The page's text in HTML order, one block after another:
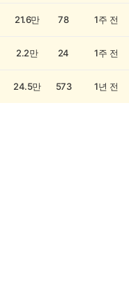
21.6만 78 1주 전
2.2만 24 1주 전
24.5만 573 1년 전